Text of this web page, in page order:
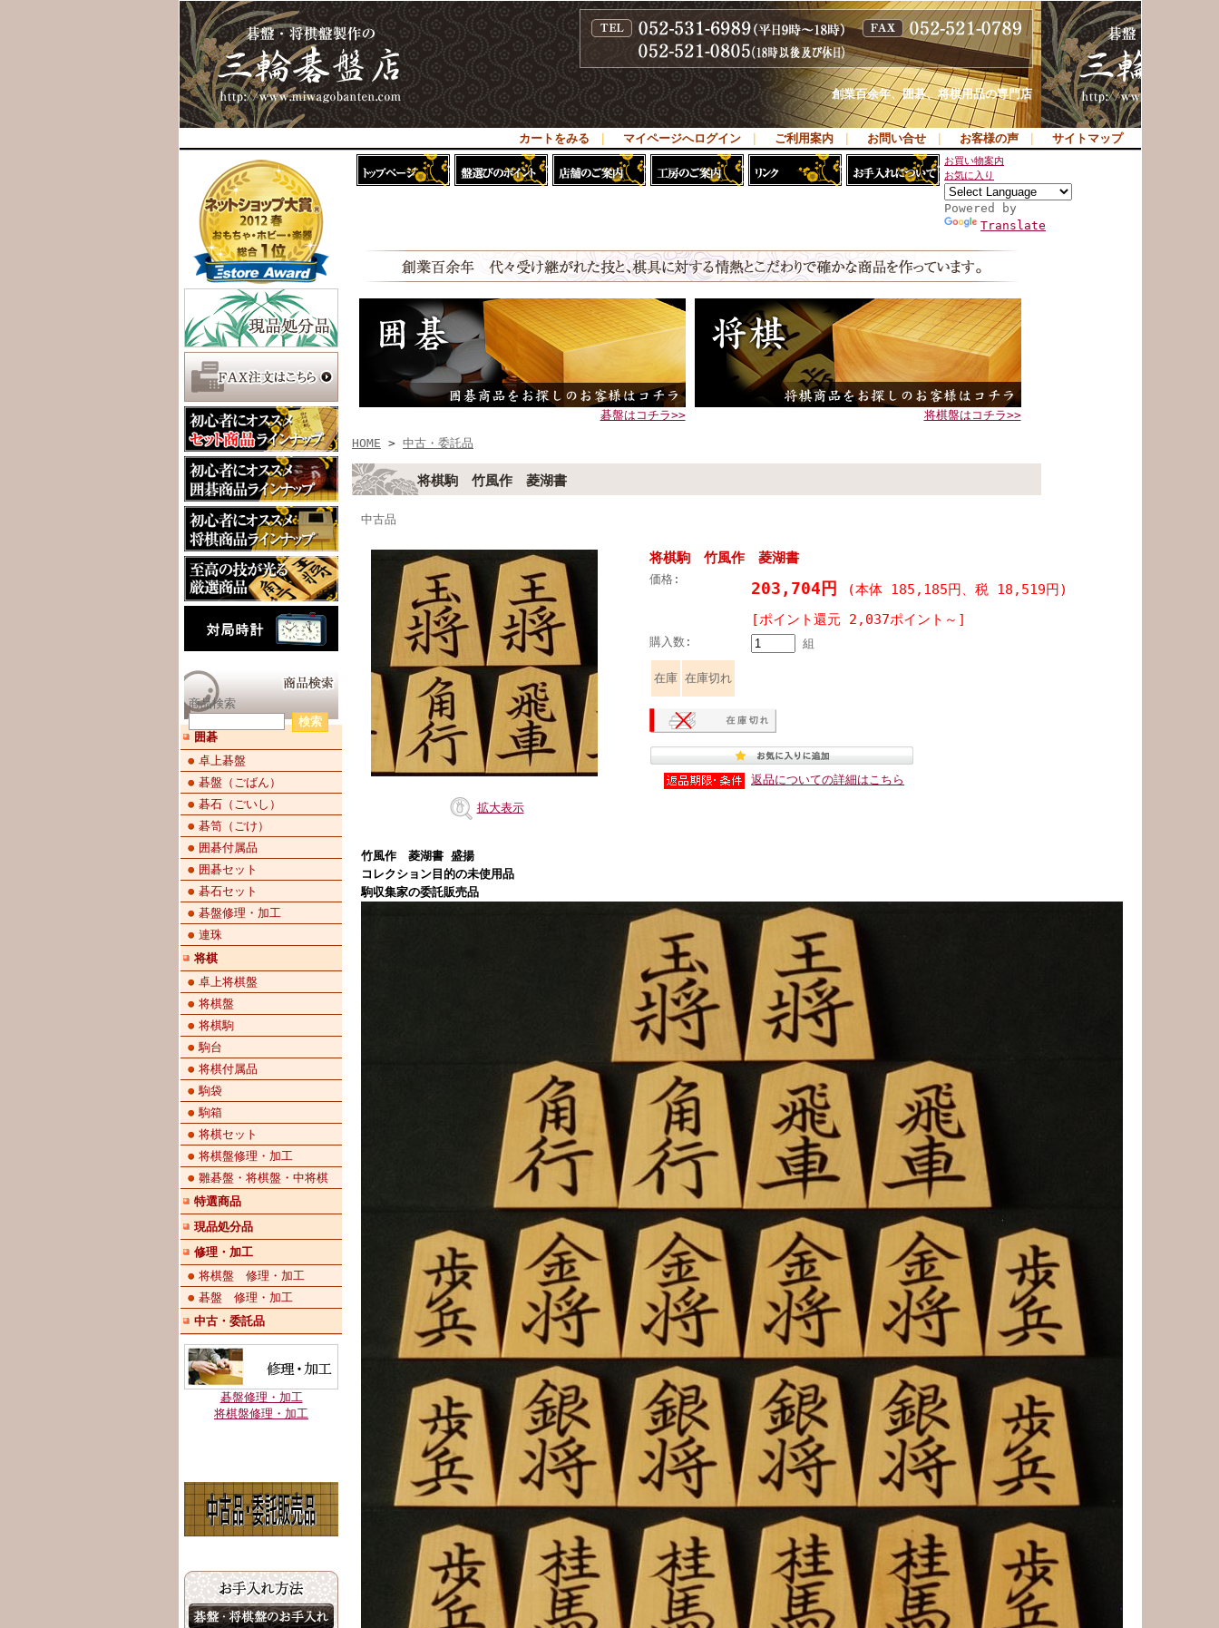
創業百余年、囲碁、将棋用品の専門店
カートをみる マイページへログイン ご利用案内 お問い合せ お客様の声 サイトマップ
商品検索
囲碁
卓上碁盤
碁盤（ごばん）
碁石（ごいし）
碁笥（ごけ）
囲碁付属品
囲碁セット
碁石セット
碁盤修理・加工
連珠
将棋
卓上将棋盤
将棋盤
将棋駒
駒台
将棋付属品
駒袋
駒箱
将棋セット
将棋盤修理・加工
雛碁盤・将棋盤・中将棋
特選商品
現品処分品
修理・加工
将棋盤 修理・加工
碁盤 修理・加工
中古・委託品
碁盤修理・加工
将棋盤修理・加工
お買い物案内
お気に入り
Powered by
Translate
碁盤はコチラ>> 将棋盤はコチラ>>
HOME > 中古・委託品
将棋駒 竹風作 菱湖書
中古品
拡大表示
将棋駒 竹風作 菱湖書
価格: 203,704円
(本体 185,185円、税 18,519円)
[ポイント還元 2,037ポイント～]
購入数: 組
在庫 在庫切れ
返品についての詳細はこちら
竹風作 菱湖書 盛揚
コレクション目的の未使用品
駒収集家の委託販売品